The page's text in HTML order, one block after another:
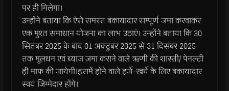
पर ही मिलेगा।
उन्होंने बताया कि ऐसे समस्त बकायादार सम्पूर्ण जमा करवाकर
एक मुश्त समाधान योजना का लाभ उठाएं। उन्होंने बताया कि 30
सितंबर 2025 के बाद 01 अक्टूबर 2025 से 31 दिसंबर 2025
तक मूलधन एवं ब्याज जमा कराने वाले ऋणी की शास्ती/ पेनल्टी
ही माफ की जायेगी।इसमें होने वाले हर्जे-खर्चे के लिए बकायादार
स्वयं जिम्मेदार होंगे।